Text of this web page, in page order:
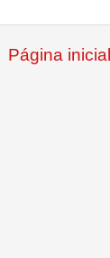
Página inicial